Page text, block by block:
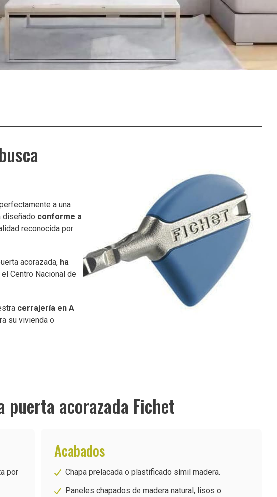
a una
diseñado conforme a
reconocida por
acorazada, ha
Centro Nacional de
cerrajería en A
su vivienda o
acorazada Fichet
por
Acabados
Chapa prelacada o plastificado símil madera.
Paneles chapados de madera natural, lisos o